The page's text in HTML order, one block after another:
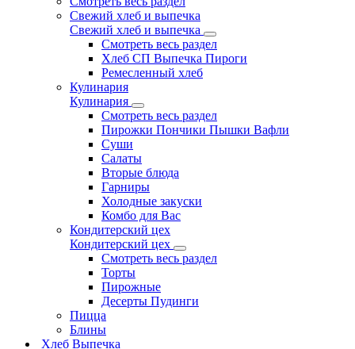
Свежий хлеб и выпечка
Свежий хлеб и выпечка
Смотреть весь раздел
Хлеб СП Выпечка Пироги
Ремесленный хлеб
Кулинария
Кулинария
Смотреть весь раздел
Пирожки Пончики Пышки Вафли
Суши
Салаты
Вторые блюда
Гарниры
Холодные закуски
Комбо для Вас
Кондитерский цех
Кондитерский цех
Смотреть весь раздел
Торты
Пирожные
Десерты Пудинги
Пицца
Блины
Хлеб Выпечка